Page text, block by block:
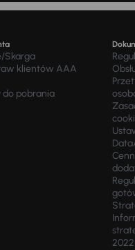
Skarga
klientów AAA
do pobrania
2022